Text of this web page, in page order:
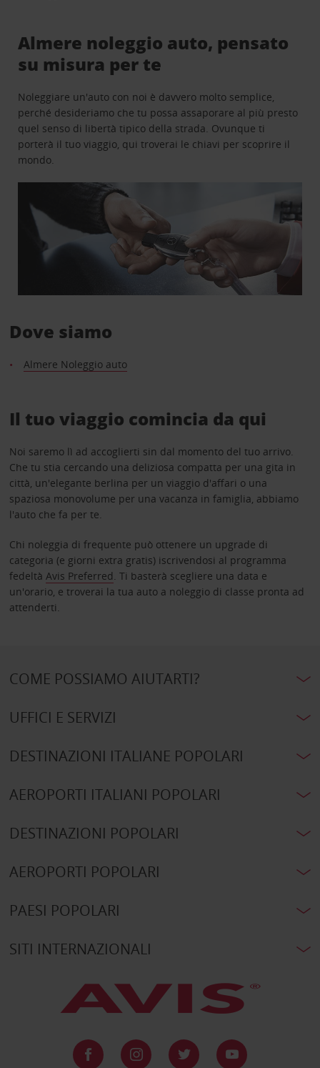
Almere noleggio auto, pensato
su misura per te
Noleggiare un'auto con noi è davvero molto semplice,
perché desideriamo che tu possa assaporare al più presto
quel senso di libertà tipico della strada. Ovunque ti
porterà il tuo viaggio, qui troverai le chiavi per scoprire il
mondo.
Dove siamo
Almere Noleggio auto
Il tuo viaggio comincia da qui
Noi saremo lì ad accoglierti sin dal momento del tuo arrivo.
Che tu stia cercando una deliziosa compatta per una gita in
città, un'elegante berlina per un viaggio d'affari o una
spaziosa monovolume per una vacanza in famiglia, abbiamo
l'auto che fa per te.
Chi noleggia di frequente può ottenere un upgrade di
categoria (e giorni extra gratis) iscrivendosi al programma
fedeltà Avis Preferred. Ti basterà scegliere una data e
un'orario, e troverai la tua auto a noleggio di classe pronta ad
attenderti.
COME POSSIAMO AIUTARTI?
UFFICI E SERVIZI
DESTINAZIONI ITALIANE POPOLARI
AEROPORTI ITALIANI POPOLARI
DESTINAZIONI POPOLARI
AEROPORTI POPOLARI
PAESI POPOLARI
SITI INTERNAZIONALI